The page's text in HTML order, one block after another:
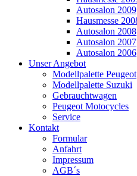
Autosalon 2009
Hausmesse
Autosalon 2008
Autosalon 2007
Autosalon 2006
Unser Angebot
Modellpalette Peugeot
Modellpalette Suzuki
Gebrauchtwagen
Peugeot Motocycles
Service
Kontakt
Formular
Anfahrt
Impressum
AGB´s